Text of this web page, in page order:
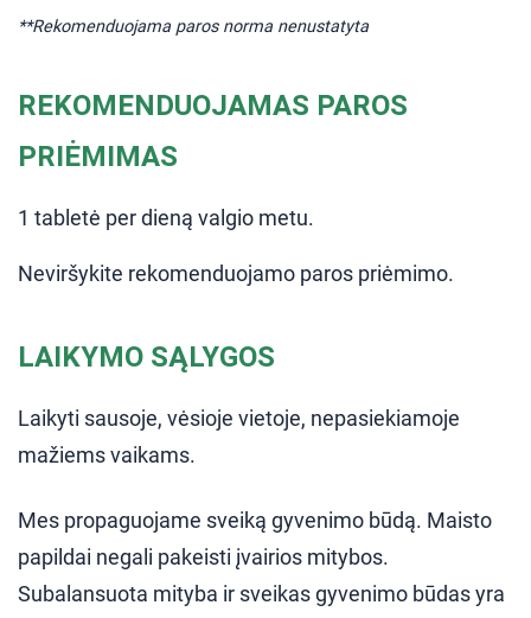
**Rekomenduojama paros norma nenustatyta
REKOMENDUOJAMAS PAROS
PRIĖMIMAS
1 tabletė per dieną valgio metu.
Neviršykite rekomenduojamo paros priėmimo.
LAIKYMO SĄLYGOS
Laikyti sausoje, vėsioje vietoje, nepasiekiamoje
mažiems vaikams.
Mes propaguojame sveiką gyvenimo būdą. Maisto
papildai negali pakeisti įvairios mitybos.
Subalansuota mityba ir sveikas gyvenimo būdas yra